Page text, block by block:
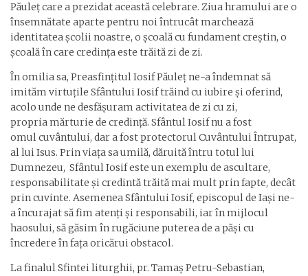
Păuleț care a prezidat această celebrare. Ziua hramului are o
însemnătate aparte pentru noi întrucât marchează
identitatea școlii noastre, o școală cu fundament creștin, o
școală în care credința este trăită zi de zi.
În omilia sa, Preasfințitul Iosif Păuleț ne-a îndemnat să
imităm virtuțile Sfântului Iosif trăind cu iubire și oferind,
acolo unde ne desfășuram activitatea de zi cu zi,
propria mărturie de credință. Sfântul Iosif nu a fost
omul cuvântului, dar a fost protectorul Cuvântului Întrupat,
al lui Isus. Prin viața sa umilă, dăruită întru totul lui
Dumnezeu, Sfântul Iosif este un exemplu de ascultare,
responsabilitate și credintă trăită mai mult prin fapte, decât
prin cuvinte. Asemenea Sfântului Iosif, episcopul de Iași ne-
a încurajat să fim atenți și responsabili, iar în mijlocul
haosului, să găsim în rugăciune puterea de a păși cu
încredere în fața oricărui obstacol.
La finalul Sfintei liturghii, pr. Tamaș Petru-Sebastian,